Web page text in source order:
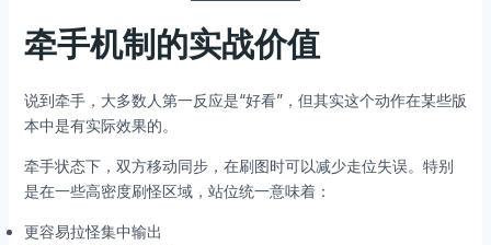
牵手机制的实战价值
说到牵手，大多数人第一反应是“好看”，但其实这个动作在某些版
本中是有实际效果的。
牵手状态下，双方移动同步，在刷图时可以减少走位失误。特别
是在一些高密度刷怪区域，站位统一意味着：
更容易拉怪集中输出